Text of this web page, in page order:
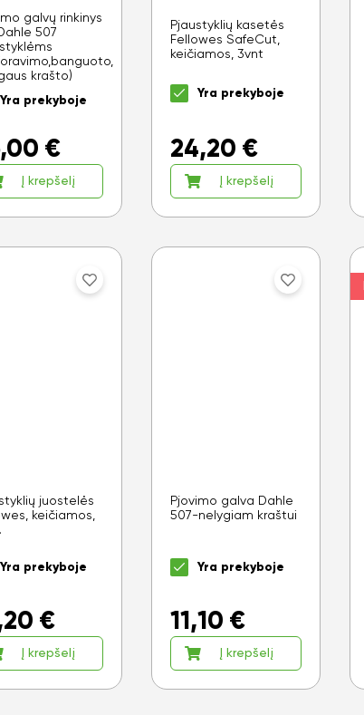
galvų rinkinys
507
krašto)
Yra prekyboje
€
Į krepšelį
Pjaustyklių kasetės
Fellowes SafeCut,
keičiamos, 3vnt
Yra prekyboje
24,20 €
Į krepšelį
juostelės
keičiamos,
Yra prekyboje
€
Į krepšelį
Pjovimo galva Dahle
507-nelygiam kraštui
Yra prekyboje
11,10 €
Į krepšelį